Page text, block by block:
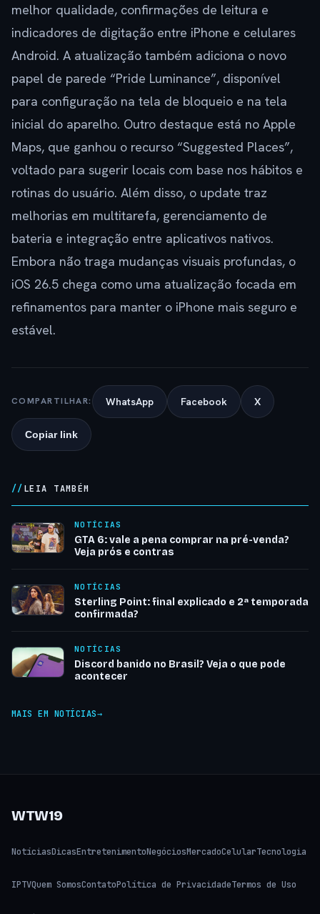
melhor qualidade, confirmações de leitura e
indicadores de digitação entre iPhone e celulares
Android. A atualização também adiciona o novo
papel de parede “Pride Luminance”, disponível
para configuração na tela de bloqueio e na tela
inicial do aparelho. Outro destaque está no Apple
Maps, que ganhou o recurso “Suggested Places”,
voltado para sugerir locais com base nos hábitos e
rotinas do usuário. Além disso, o update traz
melhorias em multitarefa, gerenciamento de
bateria e integração entre aplicativos nativos.
Embora não traga mudanças visuais profundas, o
iOS 26.5 chega como uma atualização focada em
refinamentos para manter o iPhone mais seguro e
estável.
COMPARTILHAR: WhatsApp Facebook X
Copiar link
LEIA TAMBÉM
NOTÍCIAS
GTA 6: vale a pena comprar na pré-venda?
Veja prós e contras
NOTÍCIAS
Sterling Point: final explicado e 2ª temporada
confirmada?
NOTÍCIAS
Discord banido no Brasil? Veja o que pode
acontecer
MAIS EM NOTÍCIAS
WTW19
NotíciasDicasEntretenimentoNegóciosMercadoCelularTecnologia
IPTVQuem SomosContatoPolítica de PrivacidadeTermos de Uso